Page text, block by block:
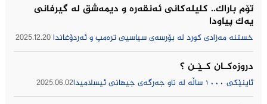
تۆم باراك.. کلیلەکانی ئەنقەرە و دیمەشق لە گیرفانی
یەک پیاودا
خستنە مەزادی کورد لە بۆرسەی سیاسیی ترەمپ و ئەردۆغاندا 2025.12.20
دروزەکــان کــێــن ؟
ئاینێکی ١٠٠٠ ساڵە لە ناو جەرگەی جیهانی ئیسلامیدا 2025.06.02